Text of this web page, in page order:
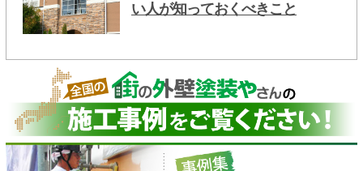
い人が知っておくべきこと